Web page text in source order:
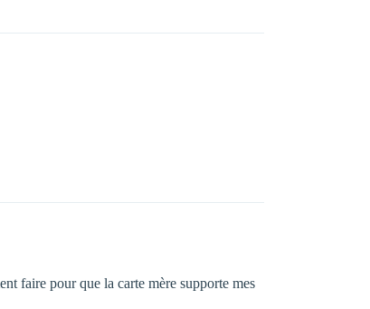
faire pour que la carte mère supporte mes